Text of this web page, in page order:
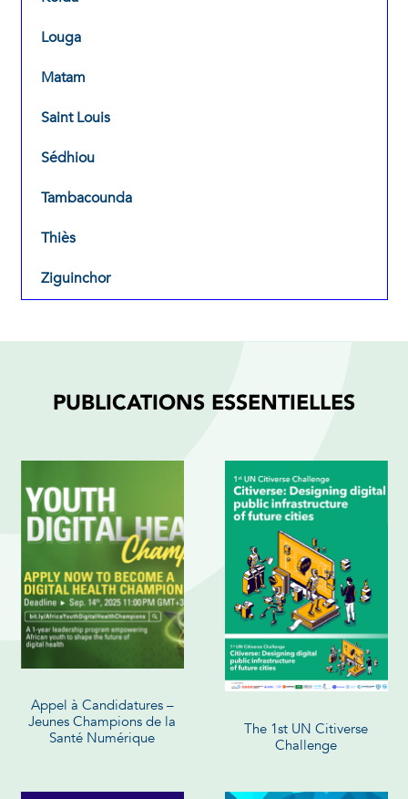
Louga
Matam
Saint Louis
Sédhiou
Tambacounda
Thiès
Ziguinchor
PUBLICATIONS ESSENTIELLES
Appel à Candidatures –
Jeunes Champions de la
Santé Numérique
The 1st UN Citiverse
Challenge